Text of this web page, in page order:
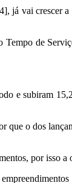
já vai
de
e subiram
o dos
por isso